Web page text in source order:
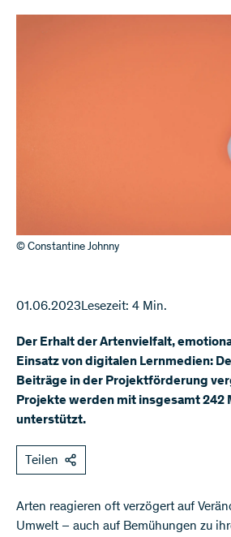
© Constantine Johnny
01.06.2023Lesezeit: 4 Min.
Der Erhalt der Artenvielfalt,
Einsatz von digitalen Lernmedien:
Beiträge in der Projektförderung
Projekte werden mit insgesamt 242
unterstützt.
Teilen
Arten reagieren oft verzögert auf
Umwelt – auch auf Bemühungen zu